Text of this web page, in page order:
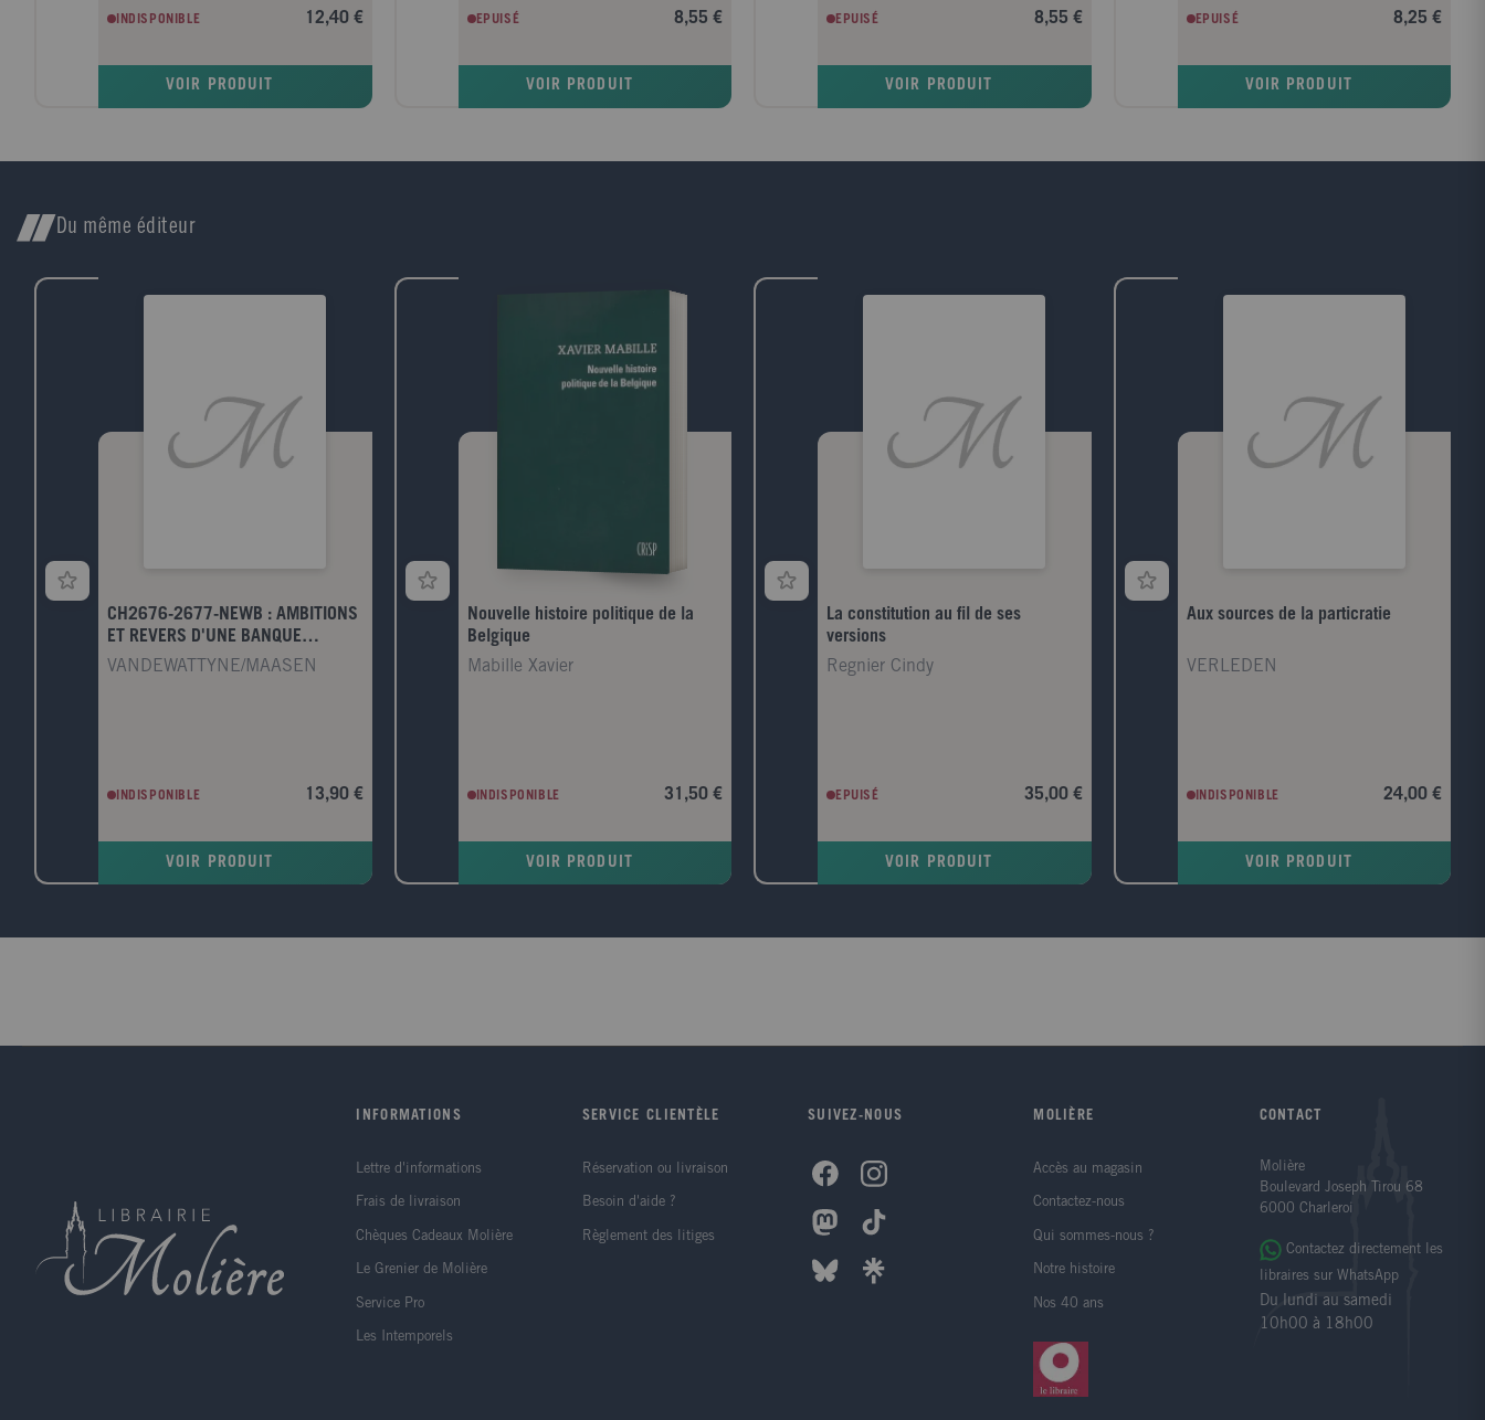
INDISPONIBLE 12,40 €
VOIR PRODUIT
mystérieux Noble, il fait connaissance des
EPUISÉ 8,55 €
VOIR PRODUIT
qui risque de les anéantir. Peter, qui
supporte de moins en moins de se plier à
séculaire...
EPUISÉ 8,55 €
VOIR PRODUIT
semble désespérée. Mais Peter découvre
que le sous-sol de Lion House recèle de
EPUISÉ 8,25 €
VOIR PRODUIT
Du même éditeur
CH2676-2677-NEWB : AMBITIONS
ET REVERS D'UNE BANQUE
COOPERATIVE CITOYENNE (2008-
VANDEWATTYNE/MAASEN
INDISPONIBLE 13,90 €
VOIR PRODUIT
Nouvelle histoire politique de la
Belgique
Mabille Xavier
INDISPONIBLE 31,50 €
VOIR PRODUIT
La constitution au fil de ses
versions
Regnier Cindy
EPUISÉ 35,00 €
VOIR PRODUIT
Aux sources de la particratie
VERLEDEN
INDISPONIBLE 24,00 €
VOIR PRODUIT
INFORMATIONS
Lettre d'informations
Frais de livraison
Chèques Cadeaux Molière
Le Grenier de Molière
Service Pro
Les Intemporels
SERVICE CLIENTÈLE
Réservation ou livraison
Besoin d'aide ?
Règlement des litiges
SUIVEZ-NOUS MOLIÈRE
Accès au magasin
Contactez-nous
Qui sommes-nous ?
Notre histoire
Nos 40 ans
CONTACT
Molière
Boulevard Joseph Tirou 68
6000 Charleroi
Contactez directement les
libraires sur WhatsApp
Du lundi au samedi
10h00 à 18h00